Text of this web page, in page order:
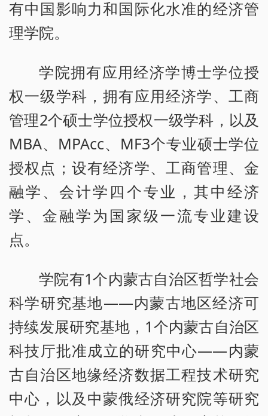
有中国影响力和国际化水准的经济管
理学院。
学院拥有应用经济学博士学位授
权一级学科，拥有应用经济学、工商
管理2个硕士学位授权一级学科，以及
MBA、MPAcc、MF3个专业硕士学位
授权点；设有经济学、工商管理、金
融学、会计学四个专业，其中经济
学、金融学为国家级一流专业建设
点。
学院有1个内蒙古自治区哲学社会
科学研究基地——内蒙古地区经济可
持续发展研究基地，1个内蒙古自治区
科技厅批准成立的研究中心——内蒙
古自治区地缘经济数据工程技术研究
中心，以及中蒙俄经济研究院等研究